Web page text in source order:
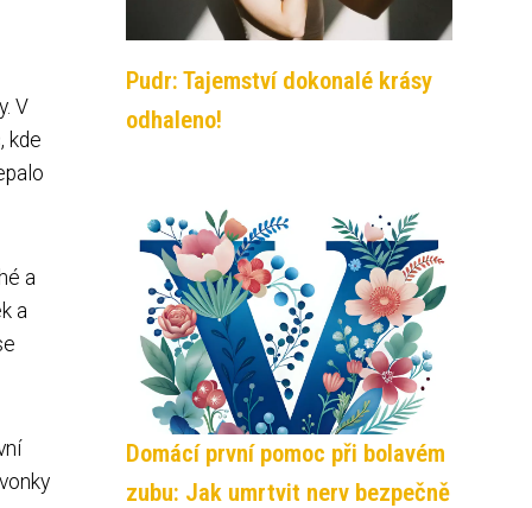
V
kde
a
a
Pudr: Tajemství dokonalé krásy
odhaleno!
Domácí první pomoc při bolavém
zubu: Jak umrtvit nerv bezpečně